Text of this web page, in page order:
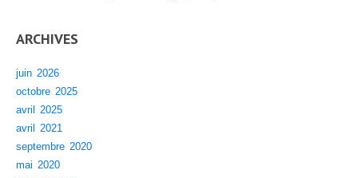
ARCHIVES
juin 2026
octobre 2025
avril 2025
avril 2021
septembre 2020
mai 2020